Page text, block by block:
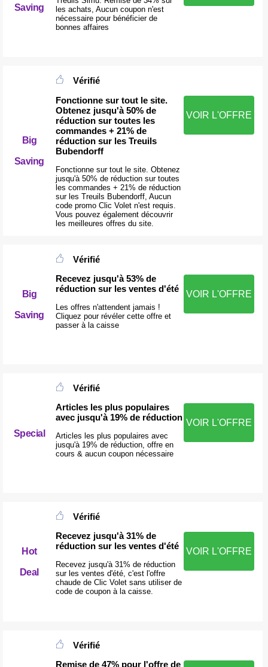
Saving
les achats, Aucun coupon n'est
nécessaire pour bénéficier de
bonnes affaires
Big
Saving
Vérifié
Fonctionne sur tout le site.
Obtenez jusqu'à 50% de
réduction sur toutes les
commandes + 21% de
réduction sur les Treuils
Bubendorff
Fonctionne sur tout le site. Obtenez
jusqu'à 50% de réduction sur toutes
les commandes + 21% de réduction
sur les Treuils Bubendorff, Aucun
code promo Clic Volet n'est requis.
Vous pouvez également découvrir
les meilleures offres du site.
VOIR L'OFFRE
Big
Saving
Vérifié
Recevez jusqu'à 53% de
réduction sur les ventes d'été
Les offres n'attendent jamais !
Cliquez pour révéler cette offre et
passer à la caisse
VOIR L'OFFRE
Special
Vérifié
Articles les plus populaires
avec jusqu'à 19% de réduction
Articles les plus populaires avec
jusqu'à 19% de réduction, offre en
cours & aucun coupon nécessaire
VOIR L'OFFRE
Hot
Deal
Vérifié
Recevez jusqu'à 31% de
réduction sur les ventes d'été
Recevez jusqu'à 31% de réduction
sur les ventes d'été, c'est l'offre
chaude de Clic Volet sans utiliser de
code de coupon à la caisse.
VOIR L'OFFRE
Vérifié
Remise de 47% pour l'offre de